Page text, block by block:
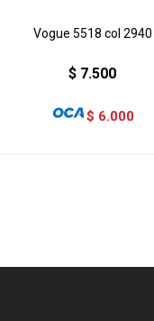
Vogue 5518 col 2940
$ 7.500
$ 6.000